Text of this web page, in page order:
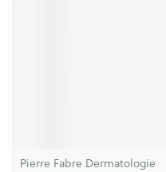
Pierre Fabre Dermatologie